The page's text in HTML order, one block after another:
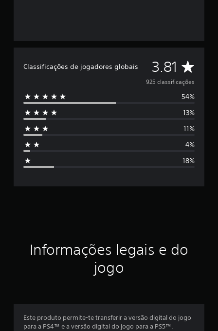
Classificações de jogadores globais 3.81 C
l
a
i
ç
é
925 classificações
54%
13%
11%
4%
18%
Informações legais e do
jogo
Este produto permite-te transferir a versão digital do jogo
para a PS4™ e a versão digital do jogo para a PS5™.